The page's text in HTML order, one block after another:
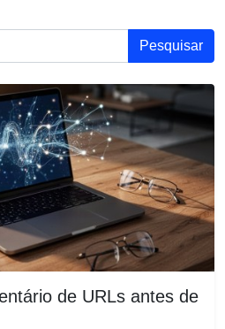
de URLs antes de